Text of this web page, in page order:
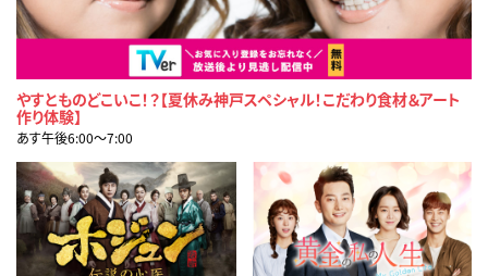
やすとものどこいこ！？【夏休み神戸スペシャル！こだわり食材＆アート
作り体験】
あす午後6:00〜7:00